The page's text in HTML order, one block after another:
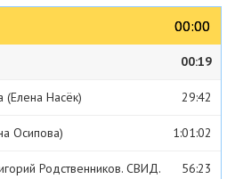
00:00
00:00
00:19
(Елена Насёк) 29:42
Осипова) 1:01:02
Родственников. СВИД. 56:23